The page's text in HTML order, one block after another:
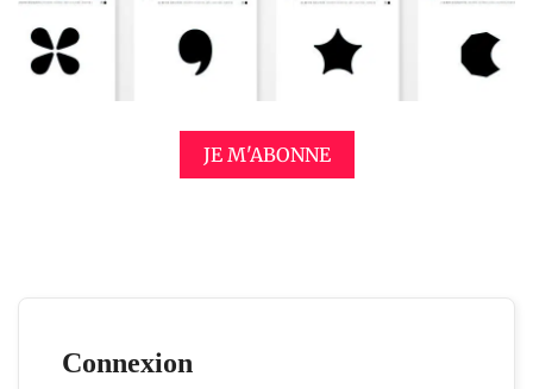
JE M'ABONNE
Connexion